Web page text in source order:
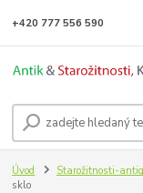
+420 777 556 590
Úvod Starožitnosti-
sklo